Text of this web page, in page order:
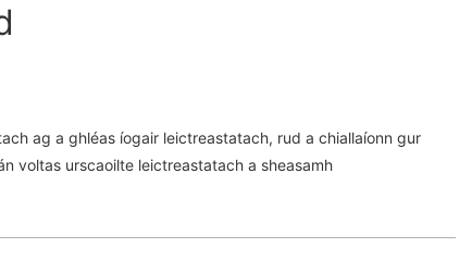
ag a ghléas íogair leictreastatach, rud a chiallaíonn gur
voltas urscaoilte leictreastatach a sheasamh